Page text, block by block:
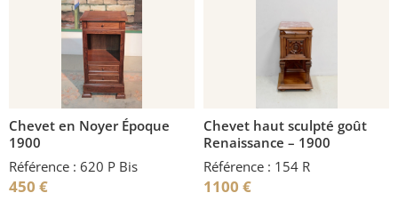
Chevet en Noyer Époque
1900
Référence : 620 P Bis
450 €
Chevet haut sculpté goût
Renaissance – 1900
Référence : 154 R
1100 €